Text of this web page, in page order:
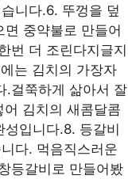
니다.6. 뚜껑을 덮
중약불로 만들어
번 더 조린다지글지
는 김치의 가장자
.걸쭉하게 삶아서 잘
김치의 새콤달콤
입니다.8. 등갈비
다. 먹음직스러운
등갈비로 만들어봤